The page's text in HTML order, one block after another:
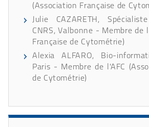
(Association Française de
Julie CAZARETH,
CNRS, Valbonne - Membre de
Française de Cytométrie)
Alexia ALFARO, Bio-
Paris - Membre de l'AFC
de Cytométrie)